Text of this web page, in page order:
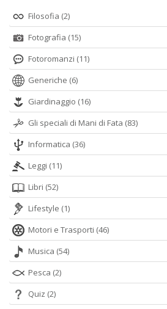
Filosofia (2)
Fotografia (15)
Fotoromanzi (11)
Generiche (6)
Giardinaggio (16)
Gli speciali di Mani di Fata (83)
Informatica (36)
Leggi (11)
Libri (52)
Lifestyle (1)
Motori e Trasporti (46)
Musica (54)
Pesca (2)
Quiz (2)